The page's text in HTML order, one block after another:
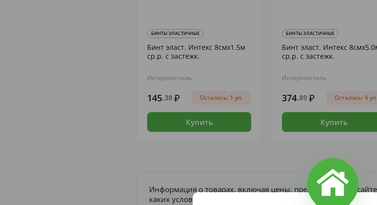
БИНТЫ ЭЛАСТИЧНЫЕ
Бинт эласт. Интекс 8смх1.5м
ср.р. с застежк.
Интертекстиль
145,38 Осталось: 1 уп.
Купить
БИНТЫ ЭЛАСТИЧНЫЕ
Бинт эласт. Интекс
ср.р. с застежк.
Интертекстиль
374,89 Осталось: 4
Купить
Информация о товарах, включая цены, представлена на
каких условиях не является публичной офертой согласно